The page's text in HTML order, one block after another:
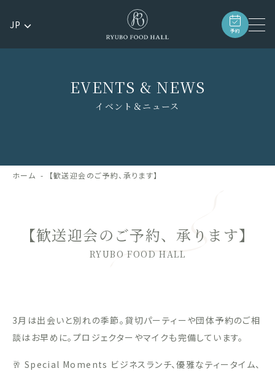
JP
予約
EVENTS & NEWS
イベント＆ニュース
ホーム 【歓送迎会のご予約、承ります】
【歓送迎会のご予約、承ります】
RYUBO FOOD HALL
3月は出会いと別れの季節。貸切パーティーや団体予約のご相
談はお早めに。プロジェクターやマイクも完備しています。
🥂 Special Moments ビジネスランチ、優雅なティータイム、